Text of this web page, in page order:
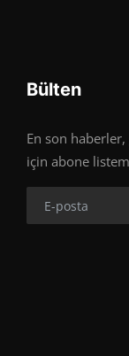
Bülten
En son
için abone